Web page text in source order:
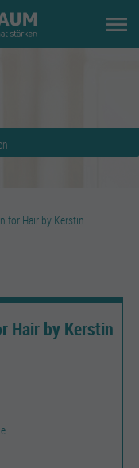
for Hair by Kerstin
Hair by Kerstin